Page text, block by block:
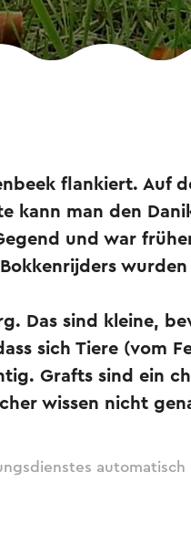
flankiert. Auf
kann man den
und war
Das sind kleine,
sich Tiere (vom
Grafts sind ein
wissen nicht